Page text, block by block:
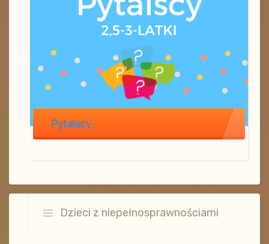
Pytalscy
Dzieci z niepełnosprawnościami